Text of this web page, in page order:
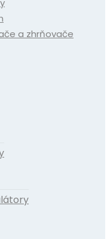
a zhrňovače